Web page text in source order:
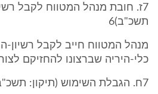
7ז. חובת מנהל המטווח לקבל
תשכ"ב)6
כלי-היריה שברצונו להחזיקם
7ח. הגבלת השימוש (תיקון: תשכ"ב)6